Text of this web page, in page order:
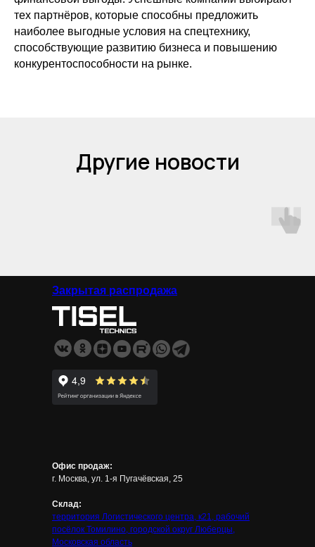
тех партнёров, которые способны предложить
наиболее выгодные условия на спецтехнику,
способствующие развитию бизнеса и повышению
конкурентоспособности на рынке.
Другие новости
Закрытая распродажа
Офис продаж:
г. Москва, ул. 1-я Пугачёвская, 25
Склад:
территория Логистического центра, к21, рабочий
посёлок Томилино, городской округ Люберцы,
Московская область